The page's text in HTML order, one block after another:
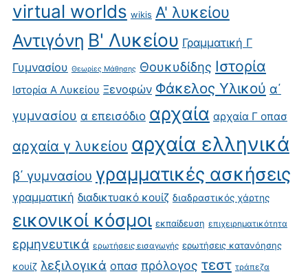
virtual worlds wikis Α' λυκείου
Αντιγόνη Β' Λυκείου Γραμματική Γ
Γυμνασίου Θεωρίες Μάθησης Θουκυδίδης Ιστορία
Ιστορία Α Λυκείου Ξενοφών Φάκελος Υλικού α΄
γυμνασίου α επεισόδιο αρχαία αρχαία Γ οπασ
αρχαία γ λυκείου αρχαία ελληνικά
β΄ γυμνασίου γραμματικές ασκήσεις
γραμματική διαδικτυακό κουίζ διαδραστικός χάρτης
εικονικοί κόσμοι εκπαίδευση επιχειρηματικότητα
ερμηνευτικά ερωτήσεις εισαγωγής ερωτήσεις κατανόησης
κουίζ λεξιλογικά οπασ πρόλογος τεστ τράπεζα